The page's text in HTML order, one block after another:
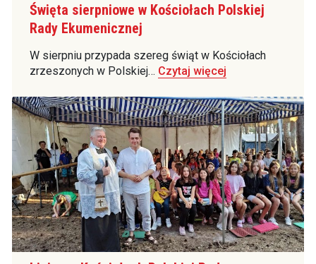
Święta sierpniowe w Kościołach Polskiej
Rady Ekumenicznej
W sierpniu przypada szereg świąt w Kościołach
zrzeszonych w Polskiej… Czytaj więcej